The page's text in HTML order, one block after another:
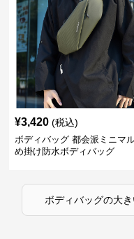
¥3,420 (税込)
ボディバッグ 都会派ミニマ
め掛け防水ボディバッグ
ボディバッグの大